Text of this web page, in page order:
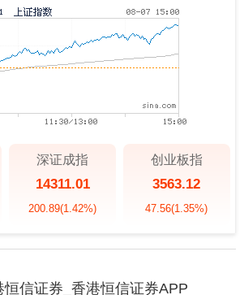
深证成指
14311.01
200.89(1.42%)
创业板指
3563.12
47.56(1.35%)
信证券_香港恒信证券APP